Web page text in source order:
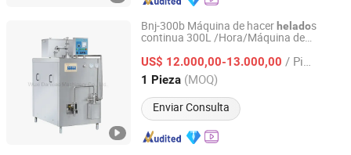
Bnj-300b Máquina de hacer helados
continua 300L /Hora/Máquina de
US$ 12.000,00-13.000,00 / Pieza
1 Pieza (MOQ)
Enviar Consulta
Wuxi Danxiao Machinery Co., Ltd.
Jiangsu, China Desde 2014